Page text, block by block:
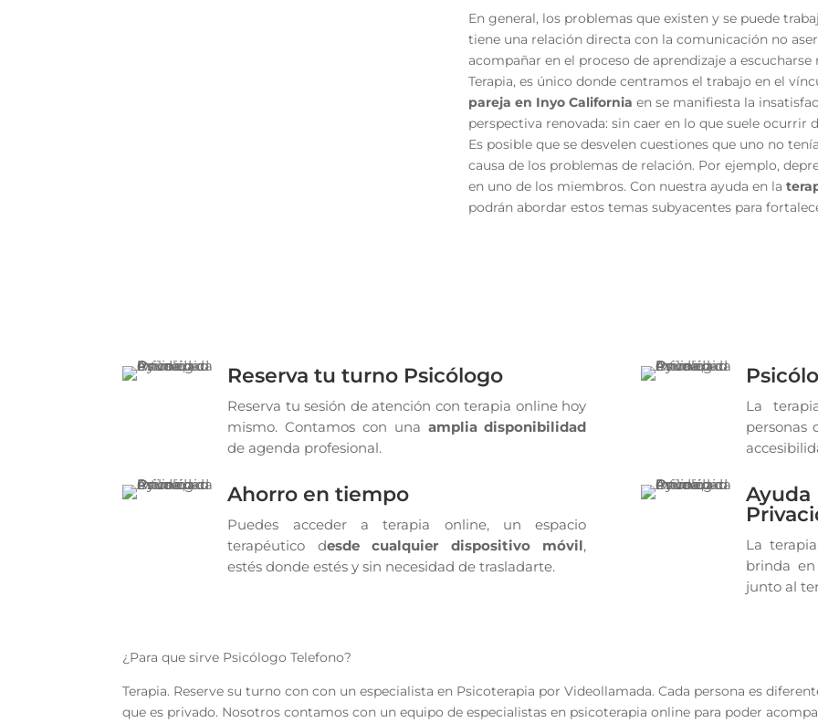
En general, los problemas que existen y se puede
tiene una relación directa con la comunicación no
acompañar en el proceso de aprendizaje a
Terapia, es único donde centramos el trabajo en el
pareja en Inyo California en se manifiesta la
perspectiva renovada: sin caer en lo que suele
Es posible que se desvelen cuestiones que uno no
causa de los problemas de relación. Por ejemplo,
en uno de los miembros. Con nuestra ayuda en la
podrán abordar estos temas subyacentes para
Reserva tu turno Psicólogo
Reserva tu sesión de atención con terapia online hoy
mismo. Contamos con una amplia disponibilidad
de agenda profesional.
Ahorro en tiempo
Puedes acceder a terapia online, un espacio
terapéutico desde cualquier dispositivo móvil,
estés donde estés y sin necesidad de trasladarte.
La
personas
Ayuda
La
brinda
junto al
¿Para que sirve Psicólogo Telefono?
Terapia. Reserve su turno con con un especialista en Psicoterapia por Videollamada. Cada persona es
que es privado. Nosotros contamos con un equipo de especialistas en psicoterapia online para poder